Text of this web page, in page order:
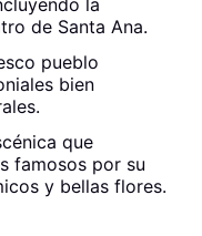
la
de Santa Ana.
pueblo
bien
que
famosos por su
y bellas flores.